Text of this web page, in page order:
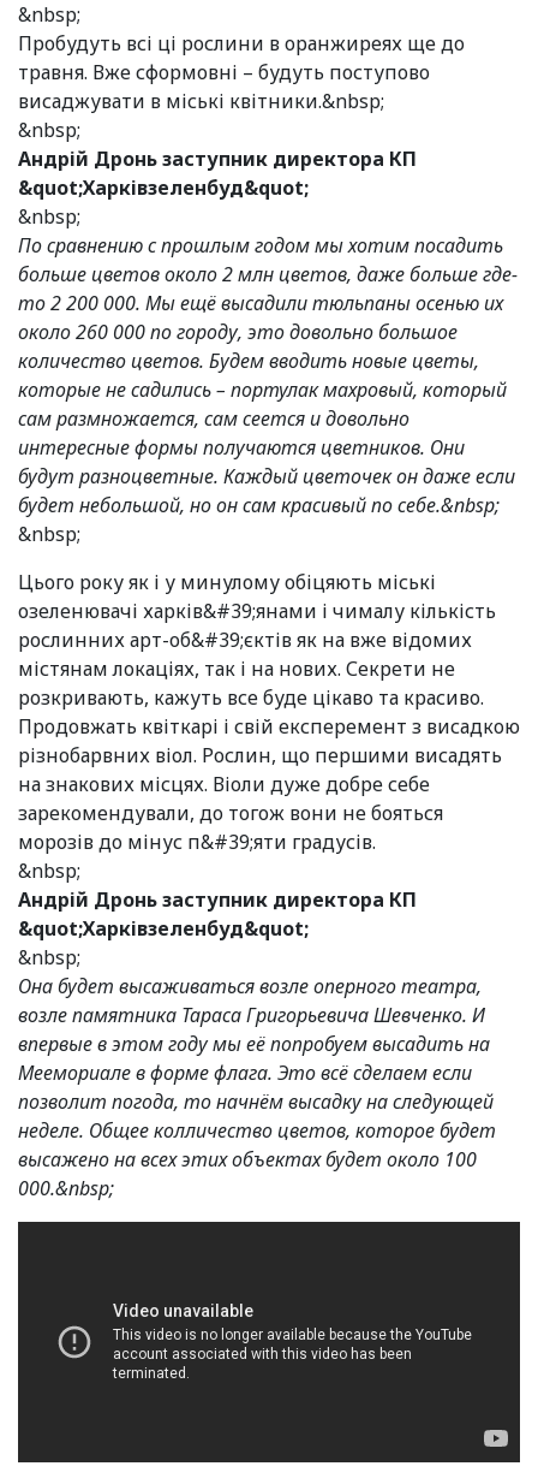
&nbsp;
Пробудуть всі ці рослини в оранжиреях ще до
травня. Вже сформовні – будуть поступово
висаджувати в міські квітники.&nbsp;
&nbsp;
Андрій Дронь заступник директора КП
&quot;Харківзеленбуд&quot;
&nbsp;
По сравнению с прошлым годом мы хотим посадить
больше цветов около 2 млн цветов, даже больше где-
то 2 200 000. Мы ещё высадили тюльпаны осенью их
около 260 000 по городу, это довольно большое
количество цветов. Будем вводить новые цветы,
которые не садились – портулак махровый, который
сам размножается, сам сеется и довольно
интересные формы получаются цветников. Они
будут разноцветные. Каждый цветочек он даже если
будет небольшой, но он сам красивый по себе.&nbsp;
&nbsp;
Цього року як і у минулому обіцяють міські
озеленювачі харків&#39;янами і чималу кількість
рослинних арт-об&#39;єктів як на вже відомих
містянам локаціях, так і на нових. Секрети не
розкривають, кажуть все буде цікаво та красиво.
Продовжать квіткарі і свій експеремент з висадкою
різнобарвних віол. Рослин, що першими висадять
на знакових місцях. Віоли дуже добре себе
зарекомендували, до тогож вони не бояться
морозів до мінус п&#39;яти градусів.
&nbsp;
Андрій Дронь заступник директора КП
&quot;Харківзеленбуд&quot;
&nbsp;
Она будет высаживаться возле оперного театра,
возле памятника Тараса Григорьевича Шевченко. И
впервые в этом году мы её попробуем высадить на
Меемориале в форме флага. Это всё сделаем если
позволит погода, то начнём высадку на следующей
неделе. Общее колличество цветов, которое будет
высажено на всех этих объектах будет около 100
000.&nbsp;